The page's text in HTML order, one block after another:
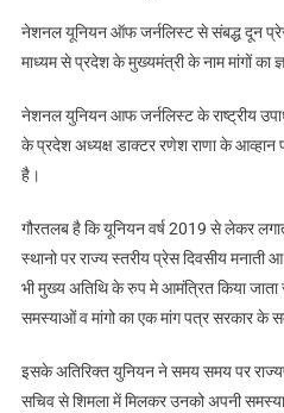
नेशनल यूनियन ऑफ जर्नलिस्ट से संबद्ध दून
माध्यम से प्रदेश के मुख्यमंत्री के नाम मांगों का
नेशनल युनियन आफ जर्नलिस्ट के राष्ट्रीय
के प्रदेश अध्यक्ष डाक्टर रणेश राणा के आव्हान
है।
गौरतलब है कि यूनियन वर्ष 2019 से लेकर
स्थानो पर राज्य स्तरीय प्रेस दिवसीय मनाती
भी मुख्य अतिथि के रुप मे आमंत्रित किया
समस्याओं व मांगो का एक मांग पत्र सरकार के
इसके अतिरिक्त युनियन ने समय समय पर
सचिव से शिमला में मिलकर उनको अपनी